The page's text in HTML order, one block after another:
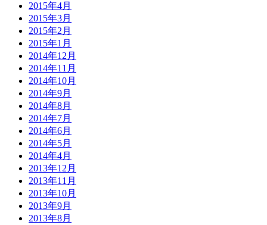
2015年4月
2015年3月
2015年2月
2015年1月
2014年12月
2014年11月
2014年10月
2014年9月
2014年8月
2014年7月
2014年6月
2014年5月
2014年4月
2013年12月
2013年11月
2013年10月
2013年9月
2013年8月